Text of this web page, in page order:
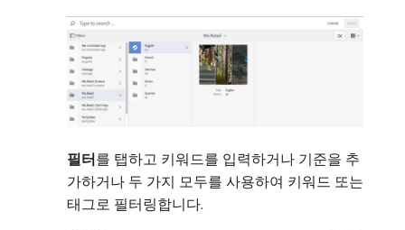
필터​를 탭하고 키워드를 입력하거나 기준을 추
가하거나 두 가지 모두를 사용하여 키워드 또는
태그로 필터링합니다.